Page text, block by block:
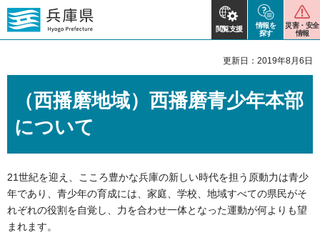
閲覧支援
情報を
探す
災害・安全
情報
更新日：2019年8月6日
（西播磨地域）西播磨青少年本部
について
21世紀を迎え、こころ豊かな兵庫の新しい時代を担う原動力は青少
年であり、青少年の育成には、家庭、学校、地域すべての県民がそ
れぞれの役割を自覚し、力を合わせ一体となった運動が何よりも望
まれます。